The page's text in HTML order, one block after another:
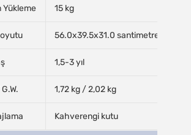
Yükleme 15 kg
56.0x39.5x31.0 santimetre
1,5-3 yıl
1,72 kg / 2,02 kg
Kahverengi kutu